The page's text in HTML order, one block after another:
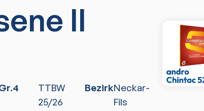
II
TTBW
25/26
BezirkNeckar-
Fils